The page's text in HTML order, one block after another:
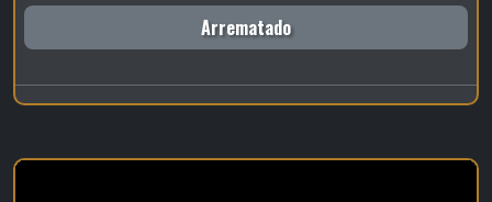
Arrematado